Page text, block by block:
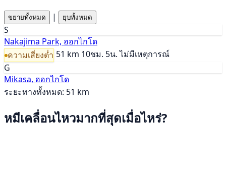
ขยายทั้งหมด | ยุบทั้งหมด
S
Nakajima Park, ฮอกไกโด
ความเสี่ยงต่ำ 51 km 10ชม. 5น. ไม่มีเหตุการณ์
G
Mikasa, ฮอกไกโด
ระยะทางทั้งหมด: 51 km
หมีเคลื่อนไหวมากที่สุดเมื่อไหร่?